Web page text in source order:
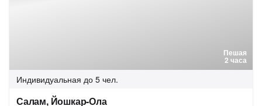
Пешая
2 часа
Индивидуальная до 5 чел.
Салам, Йошкар-Ола